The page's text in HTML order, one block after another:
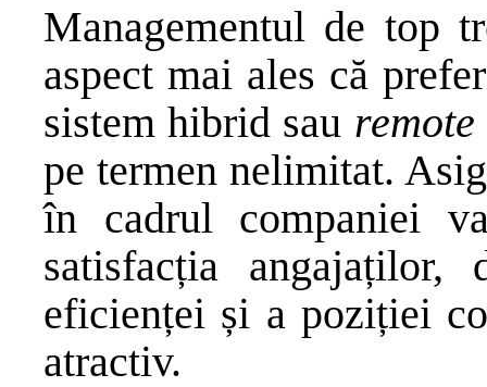
Managementul de top
aspect mai ales că
sistem hibrid sau
pe termen nelimitat.
în cadrul companiei
satisfacția
eficienței și a poziției
atractiv.